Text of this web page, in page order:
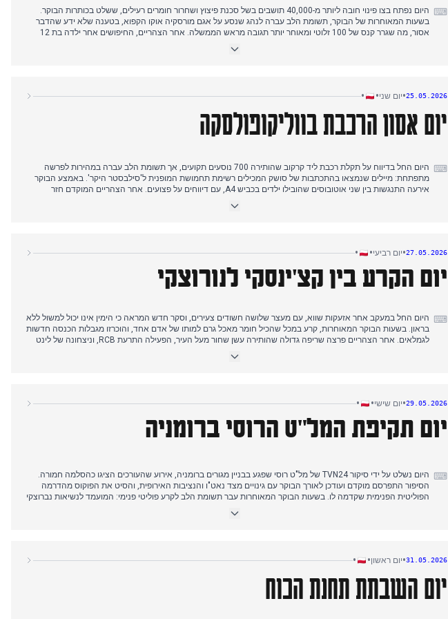
⌨
היום נפתח בצו פינוי חובה ליותר מ-40,000 תושבים בשל סכנת פיצוץ ושחרור חומרים רעילים, ששלט בכותרות הבוקר.
בשעות המאוחרות של הבוקר, תשומת הלב עברה לנהג שנסע על אגם מורסקיה אוקו הקפוא, בטענה שלא ידע שהדבר
אסור, מה שגרר קנס של 100 זלוטי ומאוחר יותר תגובה מראש הממשלה. אחר הצהריים, החיפושים אחר ילדה בת 12
שהודלף חשף תחושת בגידה, וקריאת שווא הביאה לפריצה מאולצת של כבאים לבית משפחת הנשיא, שעוררה תגובה
25.05.2026
•יום שני•
•
יום אסון הרכבת בווליקופולסקה
⌨
היום החל בדיווח על תקלת רכבת ליד קרקוב שהותירה 700 נוסעים תקועים, אך תשומת הלב עברה במהירות לפרשה
מתפתחת: מיילים שנמצאו בהתכתבות של סושק המכילים רשימת תחמושת המופנית ל'סילבסטר היקר'. באמצע הבוקר
אירעה התנגשות בין שני אוטובוסים שהובילו ילדים בכביש A4, עם דיווחים על פצועים. אחר הצהריים המוקדם חזר
המסומלת באייפון. בשעות אחר הצהריים המאוחרות הגיעה קריאת שווא לדירת אמו של הנשיא, עם מעורבות פרקליטות.
27.05.2026
•יום רביעי•
•
יום הקרע בין קצ'ינסקי לנורוצקי
⌨ היום החל במעקב אחר אזעקות שווא, עם מעצר שלושה חשודים צעירים, וסקר חדש המראה כי הימין אינו יכול למשול ללא
בראון. בשעות הבוקר המאוחרות, קרע במכל שהכיל חומר מאכל גרם למותו של אדם אחד, והוכרזו מגבלות הכנסה חדשות
לגמלאים. אחר הצהריים פרצה שריפה גדולה שהותירה עשן שחור מעל העיר, הפעילה התרעת RCB, וניצחונה של לינט
ואולם, המיקוד המערכתי עבר בערב לקרע פוליטי: TVN24 דיווח על פיצול בין קצ'ינסקי למועמד לנשיאות נורוצקי בשל עניין
29.05.2026
•יום שישי•
•
יום תקיפת המל"ט הרוסי ברומניה
⌨
היום נשלט על ידי סיקור TVN24 של מל"ט רוסי שפגע בבניין מגורים ברומניה, אירוע שהעורכים הציגו כהסלמה חמורה.
הסיפור התפרסם מוקדם ועודכן לאורך הבוקר עם גינויים מצד נאט"ו והנציבות האירופית, והסיט את הפוקוס מהדרמה
הפוליטית הפנימית שקדמה לו. בשעות הבוקר המאוחרות עבר תשומת הלב לקרע פוליטי פנימי: המועמד לנשיאות נברוצקי
בתעשיית הנשק באשמת ריגול, והציג נרטיב של איום ביטחוני. מאוחר יותר, תאונת רכבת טרגית הותירה נער ללא רגליים,
31.05.2026
•יום ראשון•
•
יום השבתת תחנת הכוח